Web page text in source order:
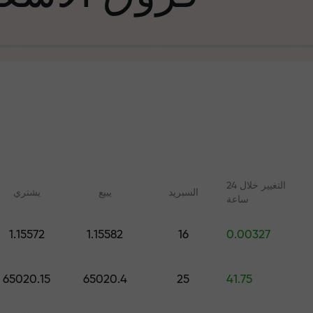
في التجارة
جائزة هديتك
يشتري يبيع السبرید
التغيير خلال 24
ساعة
1.15572 1.15582 16 0.00327
65020.15 65020.4 25 41.75
وندوات عبر الإنترنت لجميع
الرقمية والعقود الآجلة